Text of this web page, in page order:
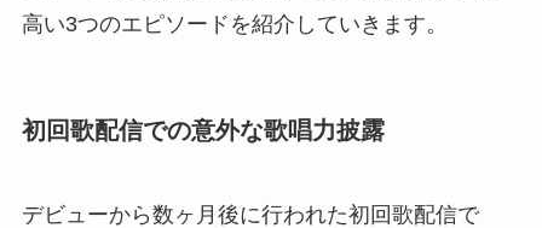
高い3つのエピソードを紹介していきます。
初回歌配信での意外な歌唱力披露
デビューから数ヶ月後に行われた初回歌配信で